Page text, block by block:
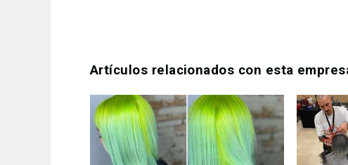
Artículos relacionados con esta